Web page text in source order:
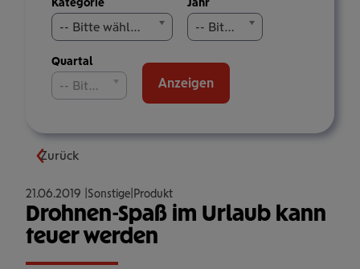
filtern
-- Bitte wählen Sie aus ---- Bitte wählen Sie aus --
Quartal
-- Bitte wählen Sie aus --
Anzeigen
Zurück
21.06.2019 Sonstige Produkt
Drohnen-Spaß im Urlaub kann
teuer werden